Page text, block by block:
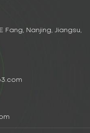
Fang, Nanjing, Jiangsu,